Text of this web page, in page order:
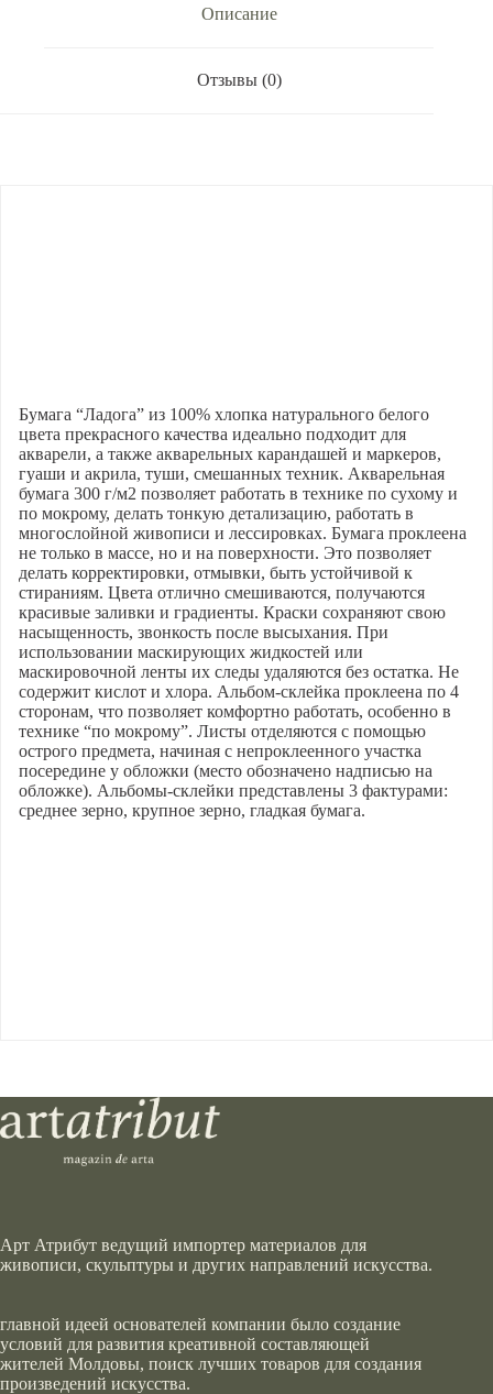
Описание
Отзывы (0)
Бумага “Ладога” из 100% хлопка натурального белого
цвета прекрасного качества идеально подходит для
акварели, а также акварельных карандашей и маркеров,
гуаши и акрила, туши, смешанных техник. Акварельная
бумага 300 г/м2 позволяет работать в технике по сухому и
по мокрому, делать тонкую детализацию, работать в
многослойной живописи и лессировках. Бумага проклеена
не только в массе, но и на поверхности. Это позволяет
делать корректировки, отмывки, быть устойчивой к
стираниям. Цвета отлично смешиваются, получаются
красивые заливки и градиенты. Краски сохраняют свою
насыщенность, звонкость после высыхания. При
использовании маскирующих жидкостей или
маскировочной ленты их следы удаляются без остатка. Не
содержит кислот и хлора. Альбом-склейка проклеена по 4
сторонам, что позволяет комфортно работать, особенно в
технике “по мокрому”. Листы отделяются с помощью
острого предмета, начиная с непроклеенного участка
посередине у обложки (место обозначено надписью на
обложке). Альбомы-склейки представлены 3 фактурами:
среднее зерно, крупное зерно, гладкая бумага.
Арт Атрибут ведущий импортер материалов для
живописи, скульптуры и других направлений искусства.
главной идеей основателей компании было создание
условий для развития креативной составляющей
жителей Молдовы, поиск лучших товаров для создания
произведений искусства.